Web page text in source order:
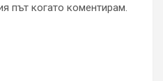
път когато коментирам.